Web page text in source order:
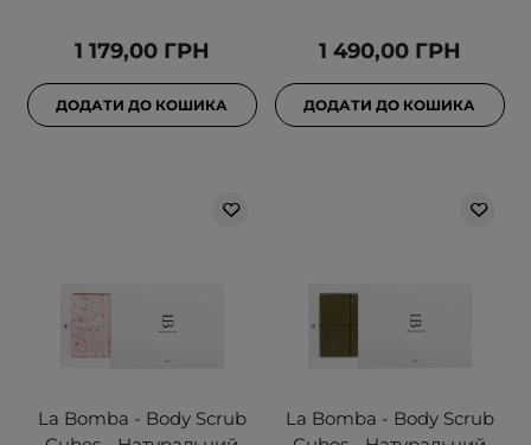
1 179,00 ГРН
ДОДАТИ ДО КОШИКА
1 490,00 ГРН
ДОДАТИ ДО КОШИКА
La Bomba - Body Scrub
La Bomba - Body Scrub